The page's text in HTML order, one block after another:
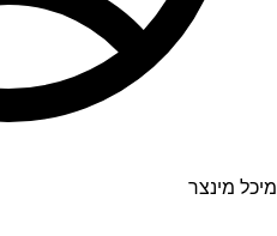
מיכל מינצר